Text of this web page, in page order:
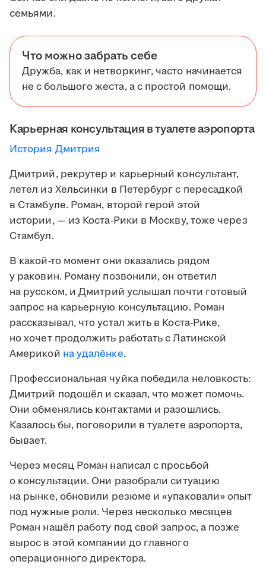
семьями.
Что можно забрать себе
Дружба, как и нетворкинг, часто начинается
не с большого жеста, а с простой помощи.
Карьерная консультация в туалете аэропорта
История Дмитрия
Дмитрий, рекрутер и карьерный консультант,
летел из Хельсинки в Петербург с пересадкой
в Стамбуле. Роман, второй герой этой
истории, — из Коста-Рики в Москву, тоже через
Стамбул.
В какой-то момент они оказались рядом
у раковин. Роману позвонили, он ответил
на русском, и Дмитрий услышал почти готовый
запрос на карьерную консультацию. Роман
рассказывал, что устал жить в Коста-Рике,
но хочет продолжить работать с Латинской
Америкой на удалёнке.
Профессиональная чуйка победила неловкость:
Дмитрий подошёл и сказал, что может помочь.
Они обменялись контактами и разошлись.
Казалось бы, поговорили в туалете аэропорта,
бывает.
Через месяц Роман написал с просьбой
о консультации. Они разобрали ситуацию
на рынке, обновили резюме и «упаковали» опыт
под нужные роли. Через несколько месяцев
Роман нашёл работу под свой запрос, а позже
вырос в этой компании до главного
операционного директора.